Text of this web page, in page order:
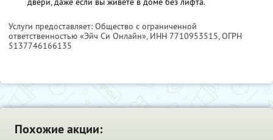
Услуги предоставляет: Общество с ограниченной
ответственностью «Эйч Си Онлайн», ИНН 7710953515, ОГРН
5137746166135
Похожие акции: